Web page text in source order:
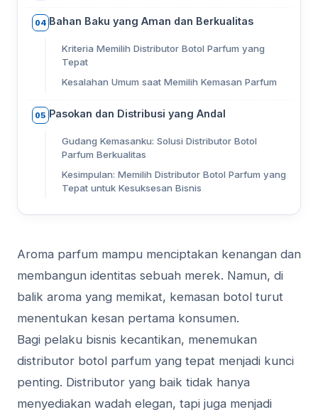
04 Bahan Baku yang Aman dan Berkualitas
Kriteria Memilih Distributor Botol Parfum yang
Tepat
Kesalahan Umum saat Memilih Kemasan Parfum
05 Pasokan dan Distribusi yang Andal
Gudang Kemasanku: Solusi Distributor Botol
Parfum Berkualitas
Kesimpulan: Memilih Distributor Botol Parfum yang
Tepat untuk Kesuksesan Bisnis
Aroma parfum mampu menciptakan kenangan dan
membangun identitas sebuah merek. Namun, di
balik aroma yang memikat, kemasan botol turut
menentukan kesan pertama konsumen.
Bagi pelaku bisnis kecantikan, menemukan
distributor botol parfum yang tepat menjadi kunci
penting. Distributor yang baik tidak hanya
menyediakan wadah elegan, tapi juga menjadi